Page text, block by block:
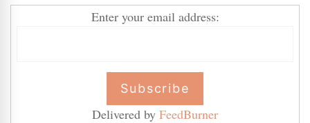
Enter your email address:
Delivered by FeedBurner